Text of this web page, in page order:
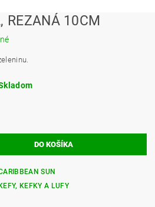
REZANÁ 10CM
SUN
KEFKY A LUFY